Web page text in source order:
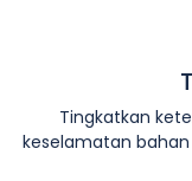
Tingkatkan
keselamatan